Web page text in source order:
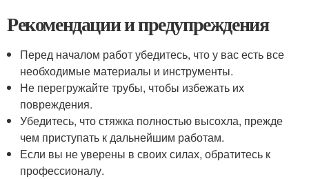
Рекомендации и предупреждения
Перед началом работ убедитесь, что у вас есть все
необходимые материалы и инструменты.
Не перегружайте трубы, чтобы избежать их
повреждения.
Убедитесь, что стяжка полностью высохла, прежде
чем приступать к дальнейшим работам.
Если вы не уверены в своих силах, обратитесь к
профессионалу.